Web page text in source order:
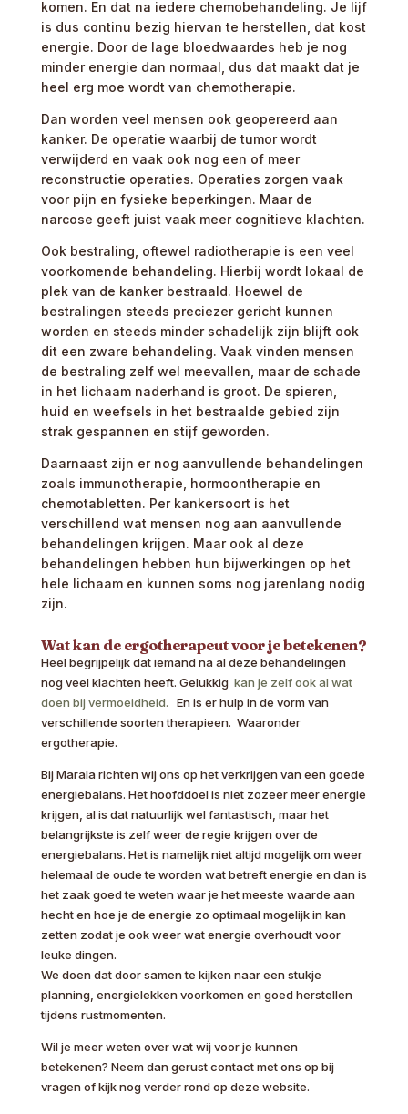
komen. En dat na iedere chemobehandeling. Je lijf
is dus continu bezig hiervan te herstellen, dat kost
energie. Door de lage bloedwaardes heb je nog
minder energie dan normaal, dus dat maakt dat je
heel erg moe wordt van chemotherapie.
Dan worden veel mensen ook geopereerd aan
kanker. De operatie waarbij de tumor wordt
verwijderd en vaak ook nog een of meer
reconstructie operaties. Operaties zorgen vaak
voor pijn en fysieke beperkingen. Maar de
narcose geeft juist vaak meer cognitieve klachten.
Ook bestraling, oftewel radiotherapie is een veel
voorkomende behandeling. Hierbij wordt lokaal de
plek van de kanker bestraald. Hoewel de
bestralingen steeds preciezer gericht kunnen
worden en steeds minder schadelijk zijn blijft ook
dit een zware behandeling. Vaak vinden mensen
de bestraling zelf wel meevallen, maar de schade
in het lichaam naderhand is groot. De spieren,
huid en weefsels in het bestraalde gebied zijn
strak gespannen en stijf geworden.
Daarnaast zijn er nog aanvullende behandelingen
zoals immunotherapie, hormoontherapie en
chemotabletten. Per kankersoort is het
verschillend wat mensen nog aan aanvullende
behandelingen krijgen. Maar ook al deze
behandelingen hebben hun bijwerkingen op het
hele lichaam en kunnen soms nog jarenlang nodig
zijn.
Wat kan de ergotherapeut voor je betekenen?
Heel begrijpelijk dat iemand na al deze behandelingen
nog veel klachten heeft. Gelukkig kan je zelf ook al wat
doen bij vermoeidheid.
En is er hulp in de vorm van
verschillende soorten therapieen. Waaronder
ergotherapie.
Bij Marala richten wij ons op het verkrijgen van een goede
energiebalans. Het hoofddoel is niet zozeer meer energie
krijgen, al is dat natuurlijk wel fantastisch, maar het
belangrijkste is zelf weer de regie krijgen over de
energiebalans. Het is namelijk niet altijd mogelijk om weer
helemaal de oude te worden wat betreft energie en dan is
het zaak goed te weten waar je het meeste waarde aan
hecht en hoe je de energie zo optimaal mogelijk in kan
zetten zodat je ook weer wat energie overhoudt voor
leuke dingen.
We doen dat door samen te kijken naar een stukje
planning, energielekken voorkomen en goed herstellen
tijdens rustmomenten.
Wil je meer weten over wat wij voor je kunnen
betekenen? Neem dan gerust contact met ons op bij
vragen of kijk nog verder rond op deze website.